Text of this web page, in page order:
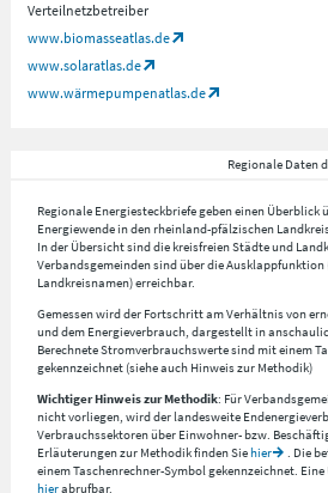
Verteilnetzbetreiber
www.biomasseatlas.de
www.solaratlas.de
www.wärmepumpenatlas.de
Regionale Daten
Regionale Energiesteckbriefe geben einen Überblick
Energiewende in den rheinland-pfälzischen
In der Übersicht sind die kreisfreien Städte und
Verbandsgemeinden sind über die Ausklappfunktion
Landkreisnamen) erreichbar.
Gemessen wird der Fortschritt am Verhältnis von
und dem Energieverbrauch, dargestellt in
Berechnete Stromverbrauchswerte sind mit einem
gekennzeichnet (siehe auch Hinweis zur Methodik)
Wichtiger Hinweis zur Methodik: Für
nicht vorliegen, wird der landesweite
Verbrauchssektoren über Einwohner- bzw.
Erläuterungen zur Methodik finden Siehier
. Die
einem Taschenrechner-Symbol gekennzeichnet.
hierabrufbar.